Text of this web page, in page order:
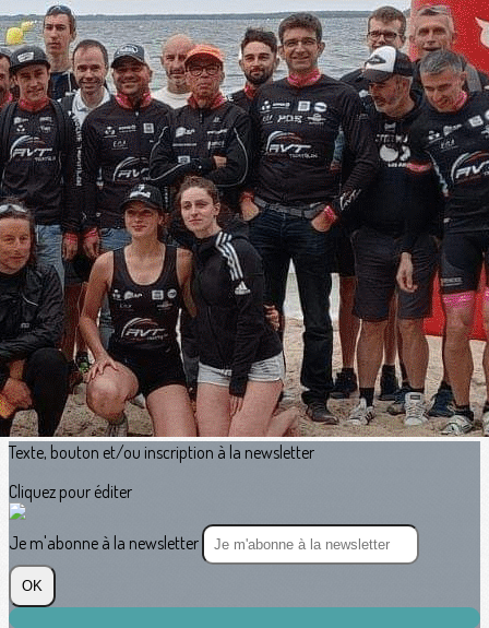
Exporter les lignes sélectionnées
Exporter toutes les colonnes
Exporter uniquement les colonnes affichées
Menu
<
>
Présentation
Triathlon adultes
École de Triathlon
Section Sport/Santé
Les Coachs
Le Bureau
?>
Images de la page d'accueil
Cliquez pour éditer
Texte, bouton et/ou inscription à la newsletter
Cliquez pour éditer
Je m'abonne à la newsletter
OK